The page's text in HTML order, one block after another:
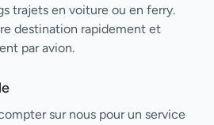
trajets en voiture ou en ferry.
destination rapidement et
par avion.
sur nous pour un service